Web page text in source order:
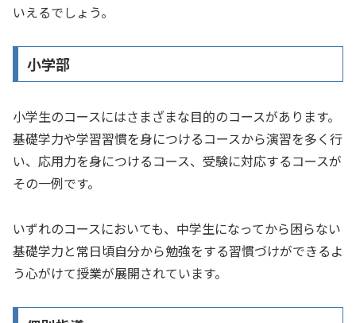
いえるでしょう。
小学部
小学生のコースにはさまざまな目的のコースがあります。
基礎学力や学習習慣を身につけるコースから演習を多く行
い、応用力を身につけるコース、受験に対応するコースが
その一例です。
いずれのコースにおいても、中学生になってから困らない
基礎学力と常日頃自分から勉強をする習慣づけができるよ
う心がけて授業が展開されています。